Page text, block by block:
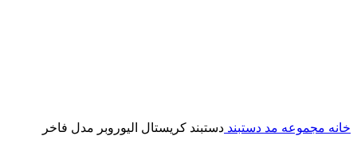
خانه مجموعه مد دستبند دستبند کریستال الیوروبر مدل فاخر